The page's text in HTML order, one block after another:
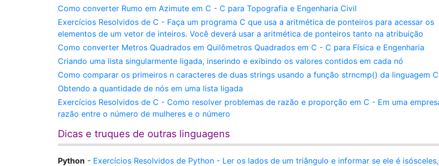
Como converter Rumo em Azimute em C - C para Topografia e Engenharia Civil
Exercícios Resolvidos de C - Faça um programa C que usa a aritmética de ponteiros para acessar os
elementos de um vetor de inteiros. Você deverá usar a aritmética de ponteiros tanto na atribuição
Como converter Metros Quadrados em Quilômetros Quadrados em C - C para Física e Engenharia
Criando uma lista singularmente ligada, inserindo e exibindo os valores contidos em cada nó
Como comparar os primeiros n caracteres de duas strings usando a função strncmp() da linguagem C
Obtendo a quantidade de nós em uma lista ligada
Exercícios Resolvidos de C - Como resolver problemas de razão e proporção em C - Em uma
razão entre o número de mulheres e o número
Dicas e truques de outras linguagens
Python - Exercícios Resolvidos de Python - Ler os lados de um triângulo e informar se ele é isósceles,